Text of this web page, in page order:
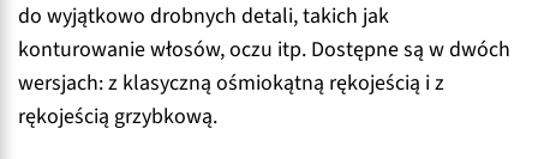
do wyjątkowo drobnych detali, takich jak
konturowanie włosów, oczu itp. Dostępne są w dwóch
wersjach: z klasyczną ośmiokątną rękojeścią i z
rękojeścią grzybkową.